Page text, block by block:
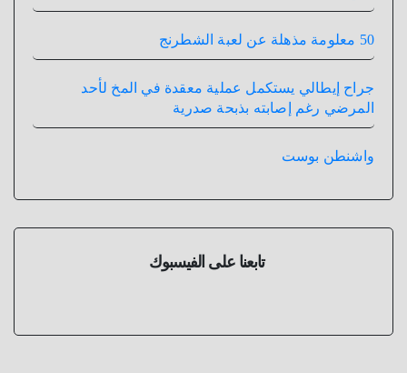
50 معلومة مذهلة عن لعبة الشطرنج
جراح إيطالي يستكمل عملية معقدة في المخ لأحد
المرضي رغم إصابته بذبحة صدرية
واشنطن بوست
تابعنا على الفيسبوك